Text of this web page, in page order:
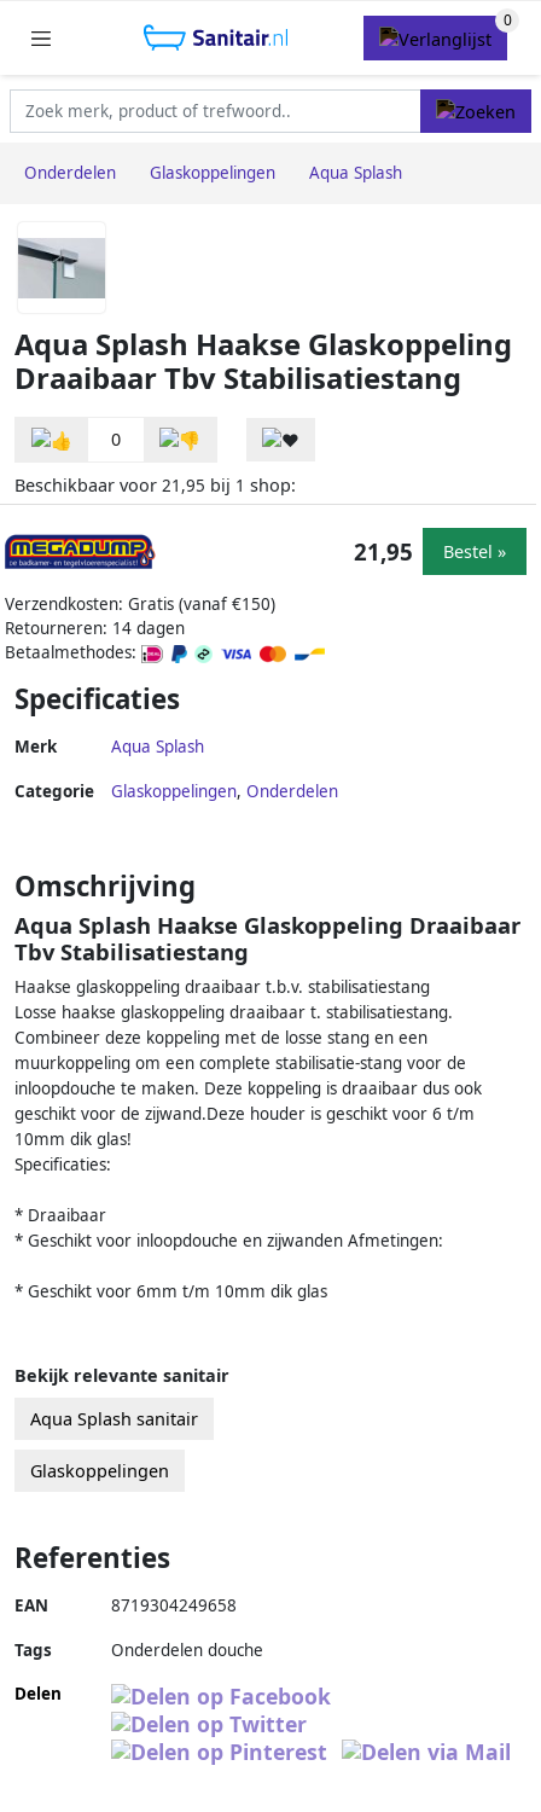
Onderdelen Glaskoppelingen Aqua Splash
Aqua Splash Haakse Glaskoppeling
Draaibaar Tbv Stabilisatiestang
0
Beschikbaar voor 21,95 bij 1 shop:
Verzendkosten: Gratis (vanaf €150)
Retourneren: 14 dagen
Betaalmethodes:
21,95 Bestel »
Specificaties
Merk Aqua Splash
Categorie Glaskoppelingen, Onderdelen
Omschrijving
Aqua Splash Haakse Glaskoppeling Draaibaar
Tbv Stabilisatiestang
Haakse glaskoppeling draaibaar t.b.v. stabilisatiestang
Losse haakse glaskoppeling draaibaar t. stabilisatiestang.
Combineer deze koppeling met de losse stang en een
muurkoppeling om een complete stabilisatie-stang voor de
inloopdouche te maken. Deze koppeling is draaibaar dus ook
geschikt voor de zijwand.Deze houder is geschikt voor 6 t/m
10mm dik glas!
Specificaties:
* Draaibaar
* Geschikt voor inloopdouche en zijwanden Afmetingen:
* Geschikt voor 6mm t/m 10mm dik glas
Bekijk relevante sanitair
Aqua Splash sanitair
Glaskoppelingen
Referenties
EAN 8719304249658
Tags
Onderdelen douche
Delen